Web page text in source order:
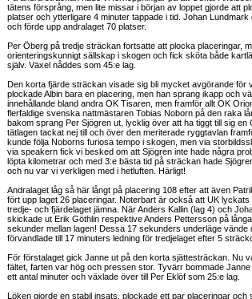
tätens försprång, men lite missar i början av loppet gjorde att
platser och ytterligare 4 minuter tappade i tid. Johan
och förde upp andralaget 70 platser.
Per Öberg på tredje sträckan fortsatte att plocka placeringar,
orienteringskunnigt sällskap i skogen och fick sköta både
själv. Växel nåddes som 45:e lag.
Den korta fjärde sträckan visade sig bli mycket avgörande för
plockade Albin bara en placering, men han sprang ikapp och
innehållande bland andra OK Tisaren, men framför allt OK
flerfaldige svenska nattmästaren Tobias Noborn på den raka
bakom sprang Per Sjögren ut, lycklig över att ha tiggt till sig
tätlagen tackat nej till och över den meriterade ryggtavlan
kunde följa Noborns furiosa tempo i skogen, men via
via speakern fick vi besked om att Sjögren inte hade några
löpta kilometrar och med 3:e bästa tid på sträckan hade
och nu var vi verkligen med i hetluften. Härligt!
Andralaget låg så här långt på placering 108 efter att även
fört upp laget 26 placeringar. Noterbart är också att UK lyckats
tredje- och fjärdelaget jämna. När Anders Kallin (lag 4) och
skickade ut Erik Göthlin respektive Anders Pettersson på
sekunder mellan lagen! Dessa 17 sekunders underläge vände
förvandlade till 17 minuters ledning för tredjelaget efter 5
För förstalaget gick Janne ut på den korta sjättesträckan. Nu
fältet, farten var hög och pressen stor. Tyvärr bommade
ett antal minuter och växlade över till Per Eklöf som 25:e lag.
Löken gjorde en stabil insats, plockade ett par placeringar